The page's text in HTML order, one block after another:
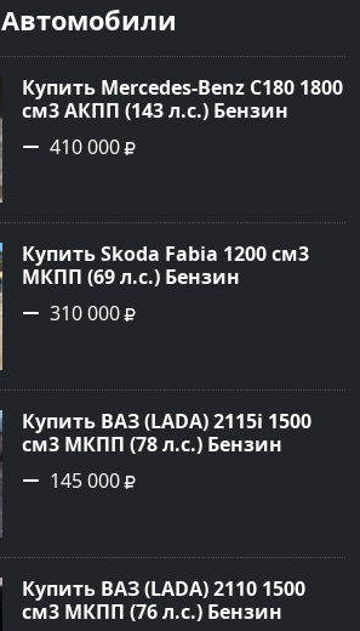
Автомобили
Купить Mercedes-Benz C180 1800
см3 АКПП (143 л.с.) Бензин
инжектор в Тимашевск : цвет
Серебряный Седан 2006 года по
Авторынок23
410 000
Купить Skoda Fabia 1200 см3
МКПП (69 л.с.) Бензин
инжектор в Кропоткин: цвет
черный Хетчбэк 2010 года по
Авторынок23
310 000
Купить ВАЗ (LADA) 2115i 1500
см3 МКПП (78 л.с.) Бензин
инжектор в Брюховецкая: цвет
Золотой Седан 2003 года по
Авторынок23
145 000
Купить ВАЗ (LADA) 2110 1500
см3 МКПП (76 л.с.) Бензин